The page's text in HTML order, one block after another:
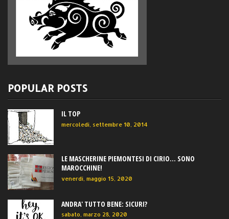
POPULAR POSTS
IL TOP
mercoledì, settembre 10, 2014
LE MASCHERINE PIEMONTESI DI CIRIO... SONO
MAROCCHINE!
venerdì, maggio 15, 2020
ANDRA' TUTTO BENE: SICURI?
sabato, marzo 28, 2020